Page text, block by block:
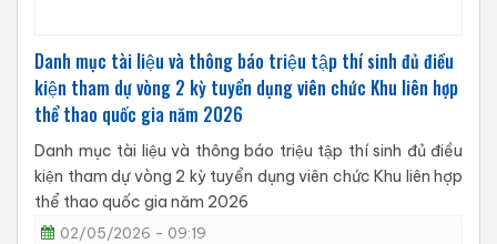
Danh mục tài liệu và thông báo triệu tập thí sinh đủ điều
kiện tham dự vòng 2 kỳ tuyển dụng viên chức Khu liên hợp
thể thao quốc gia năm 2026
Danh mục tài liệu và thông báo triệu tập thí sinh đủ điều
kiện tham dự vòng 2 kỳ tuyển dụng viên chức Khu liên hợp
thể thao quốc gia năm 2026
02/05/2026 - 09:19